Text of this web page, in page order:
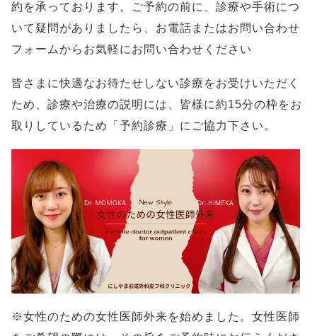
約を承っております。ご予約の前に、診療や手術につ
いて疑問がありましたら、お電話またはお問い合わせ
フォームからお気軽にお問い合わせください
皆さまに快適なお待たせしない診療をお受けいただく
ため、診療や治療の説明には、皆様に約15分の枠をお
取りしているため「予約診療」にご協力下さい。
※女性のための女性医師外来を始めました。女性医師